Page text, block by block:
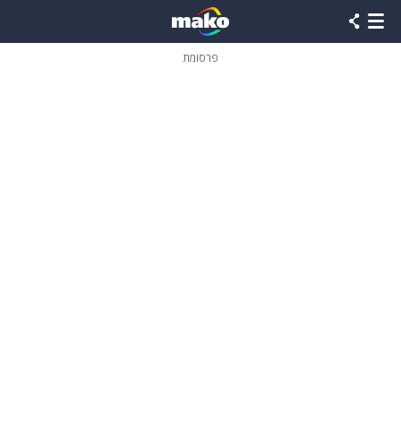
פרסומת